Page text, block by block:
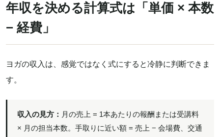
年収を決める計算式は「単価 × 本数
− 経費」
ヨガの収入は、感覚ではなく式にすると冷静に判断できま
す。
収入の見方： 月の売上 = 1本あたりの報酬または受講料
× 月の担当本数。手取りに近い額 = 売上 − 会場費、交通